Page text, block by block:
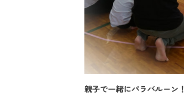
親子で一緒にパラバルーン！